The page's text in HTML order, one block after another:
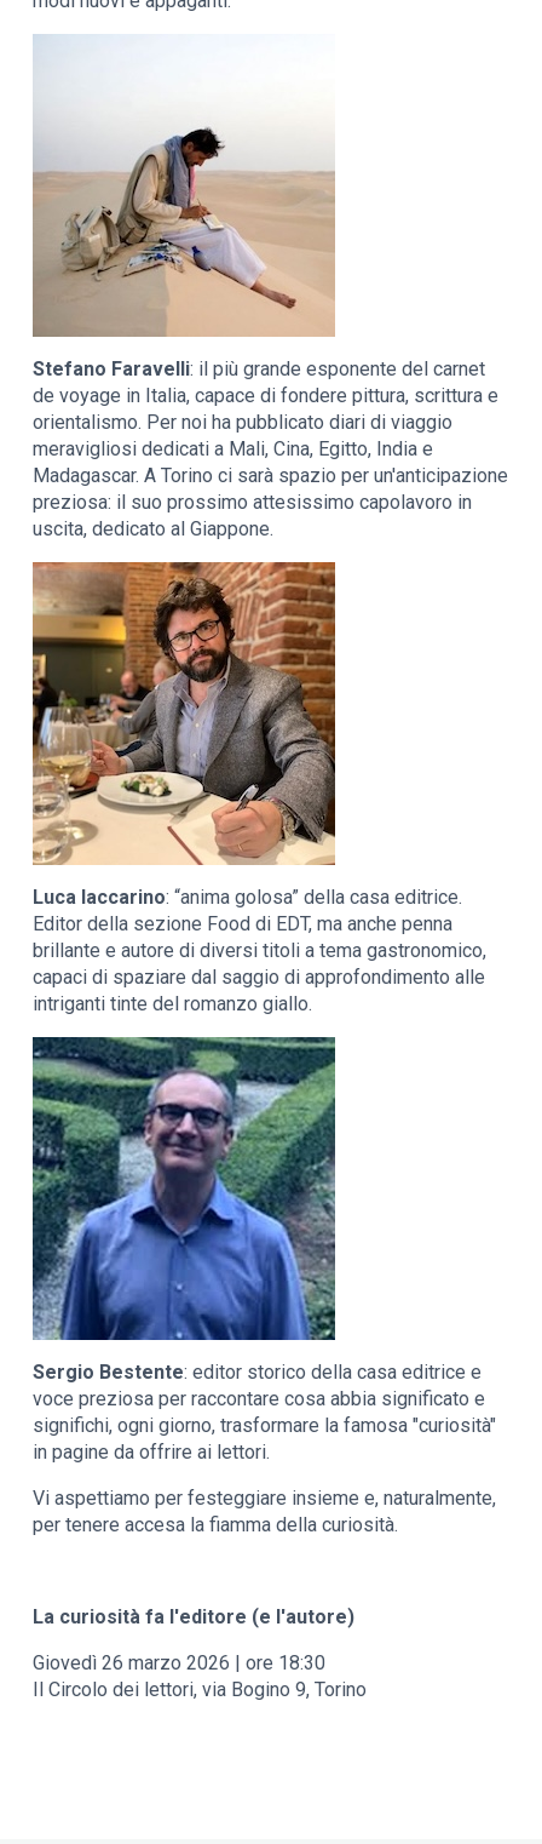
Stefano Faravelli: il più grande esponente del carnet
de voyage in Italia, capace di fondere pittura, scrittura e
orientalismo. Per noi ha pubblicato diari di viaggio
meravigliosi dedicati a Mali, Cina, Egitto, India e
Madagascar. A Torino ci sarà spazio per un'anticipazione
preziosa: il suo prossimo attesissimo capolavoro in
uscita, dedicato al Giappone.
Luca Iaccarino: “anima golosa” della casa editrice.
Editor della sezione Food di EDT, ma anche penna
brillante e autore di diversi titoli a tema gastronomico,
capaci di spaziare dal saggio di approfondimento alle
intriganti tinte del romanzo giallo.
Sergio Bestente: editor storico della casa editrice e
voce preziosa per raccontare cosa abbia significato e
significhi, ogni giorno, trasformare la famosa "curiosità"
in pagine da offrire ai lettori.
Vi aspettiamo per festeggiare insieme e, naturalmente,
per tenere accesa la fiamma della curiosità.
La curiosità fa l'editore (e l'autore)
Giovedì 26 marzo 2026 | ore 18:30
Il Circolo dei lettori, via Bogino 9, Torino